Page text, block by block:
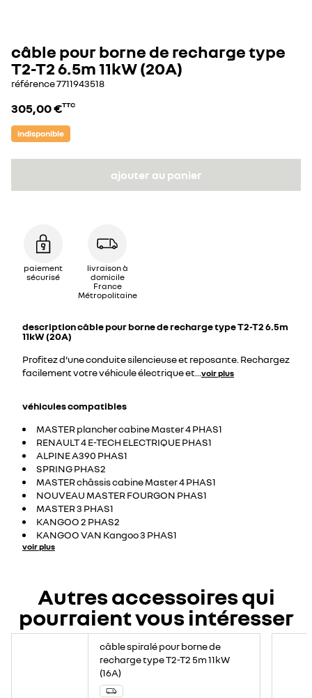
câble pour borne de recharge type
T2-T2 6.5m 11kW (20A)
référence7711943518
305,00 €TTC
indisponible
ajouter au panier
paiement
sécurisé
livraison à
domicile
France
Métropolitaine
descriptioncâble pour borne de recharge type T2-T2 6.5m
11kW (20A)
Profitez d'une conduite silencieuse et reposante. Rechargez
facilement votre véhicule électrique et
voir plus
véhicules compatibles
MASTER plancher cabine Master 4 PHAS1
RENAULT 4 E-TECH ELECTRIQUE PHAS1
ALPINE A390 PHAS1
SPRING PHAS2
MASTER châssis cabine Master 4 PHAS1
NOUVEAU MASTER FOURGON PHAS1
MASTER 3 PHAS1
KANGOO 2 PHAS2
KANGOO VAN Kangoo 3 PHAS1
voir plus
Autres accessoires qui
pourraient vous intéresser
câble spiralé pour borne de
recharge type T2-T2 5m 11kW
(16A)